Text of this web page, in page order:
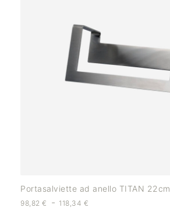
Portasalviette ad anello TITAN 22cm
98,82 € - 118,34 €